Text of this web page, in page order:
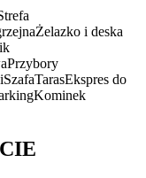
Żelazko i deska
Przybory
SzafaTarasEkspres do
Kominek